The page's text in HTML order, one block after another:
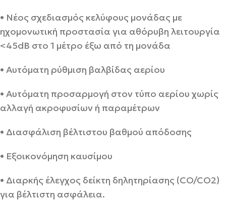
• Νέος σχεδιασμός κελύφους μονάδας με
ηχομονωτική προστασία για αθόρυβη λειτουργία
<45dB στο 1 μέτρο έξω από τη μονάδα
• Αυτόματη ρύθμιση βαλβίδας αερίου
• Αυτόματη προσαρμογή στον τύπο αερίου χωρίς
αλλαγή ακροφυσίων ή παραμέτρων
• Διασφάλιση βέλτιστου βαθμού απόδοσης
• Εξοικονόμηση καυσίμου
• Διαρκής έλεγχος δείκτη δηλητηρίασης (CO/CO2)
για βέλτιστη ασφάλεια.